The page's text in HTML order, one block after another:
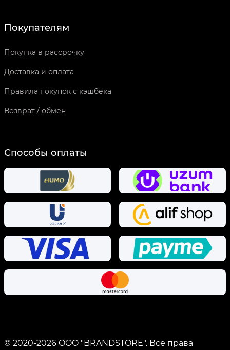
Покупателям
Покупка в рассрочку
Доставка и оплата
Правила покупок с кэшбека
Возврат / обмен
Способы оплаты
© 2020-2026 OOO "BRANDSTORE". Все права